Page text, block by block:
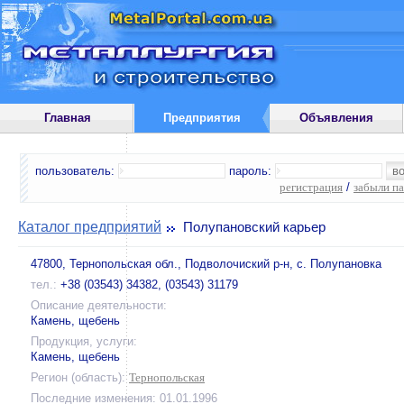
Главная Предприятия Объявления
пользователь:
пароль:
регистрация / забыли
Каталог предприятий Полупановский карьер
47800, Тернопольская обл., Подволочиский р-н, с. Полупановка
тел.: +38 (03543) 34382, (03543) 31179
Описание деятельности:
Камень, щебень
Продукция, услуги:
Камень, щебень
Регион (область): Тернопольская
Последние изменения: 01.01.1996